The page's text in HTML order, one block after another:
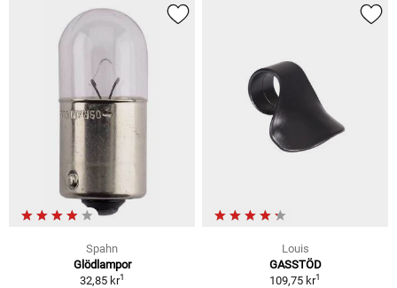
Spahn
Glödlampor
32,85 kr1
Louis
GASSTÖD
109,75 kr1